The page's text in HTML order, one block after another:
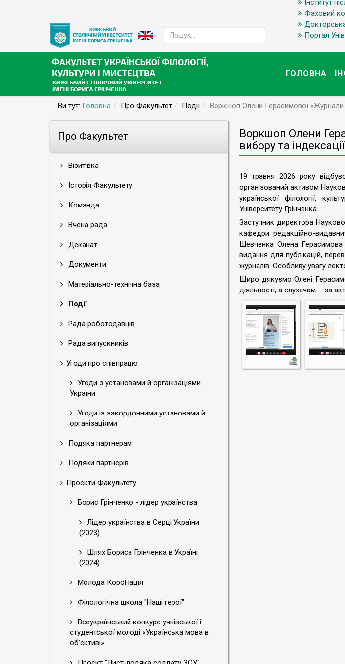
Інститут
Фаховий
Портал
ГОЛОВНА
Ви тут: Головна Про Факультет Події Воркшоп Олени Герасимової «Журнали
Про Факультет
Візитівка
Історія Факультету
Команда
Вчена рада
Деканат
Документи
Матеріально-технічна база
Події
Рада роботодавців
Рада випускників
Угоди про співпрацю
Угоди з установами й організаціями
України
Угоди із закордонними установами й
організаціями
Подяка партнерам
Подяки партнерів
Проєкти Факультету
Борис Грінченко - лідер українства
Лідер українства в Серці України
(2023)
Шлях Бориса Грінченка в Україні
(2024)
Молода КороНація
Філологічна школа "Наші герої"
Всеукраїнський конкурс учнівської і
студентської молоді «Українська мова в
об’єктиві»
Воркшоп Олени
вибору та
19 травня 2026 року
організований активом
української філології,
Університету Грінченка.
Заступник директора
кафедри редакційно-
Шевченка Олена Герасимова
видання для публікацій,
журналів. Особливу увагу
Щиро дякуємо Олені
діяльності, а слухачам – за